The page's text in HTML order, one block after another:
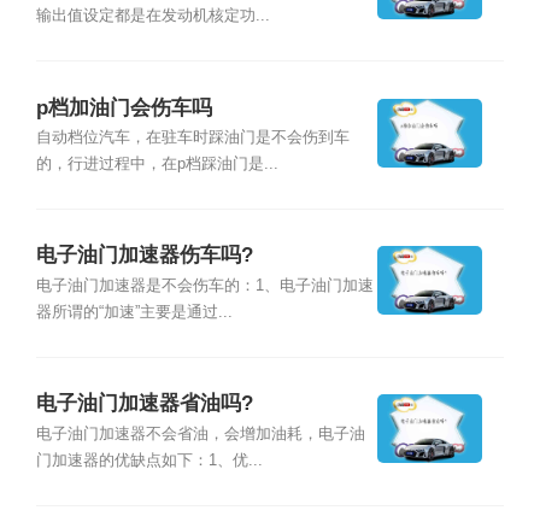
输出值设定都是在发动机核定功...
p档加油门会伤车吗
自动档位汽车，在驻车时踩油门是不会伤到车
的，行进过程中，在p档踩油门是...
电子油门加速器伤车吗?
电子油门加速器是不会伤车的：1、电子油门加速
器所谓的“加速”主要是通过...
电子油门加速器省油吗?
电子油门加速器不会省油，会增加油耗，电子油
门加速器的优缺点如下：1、优...